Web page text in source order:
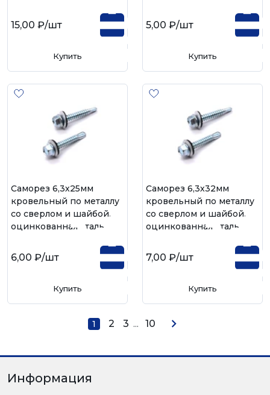
15,00 ₽/шт
Купить
5,00 ₽/шт
Купить
Саморез 6,3х25мм
кровельный по металлу
со сверлом и шайбой,
оцинкованная сталь
6,00 ₽/шт
Купить
Саморез 6,3х32мм
кровельный по металлу
со сверлом и шайбой,
оцинкованная сталь
7,00 ₽/шт
Купить
1 2 3 ... 10
Информация